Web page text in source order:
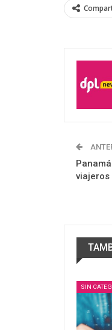
viajeros
SIN